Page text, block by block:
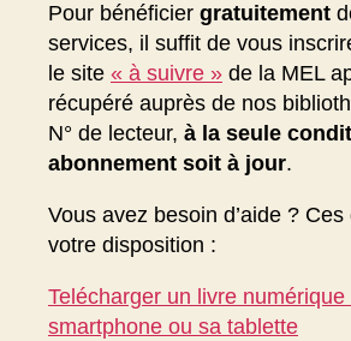
Pour bénéficier gratuitement
services, il suffit de vous
le site « à suivre » de la MEL
récupéré auprès de nos
N° de lecteur, à la seule
abonnement soit à jour.
Vous avez besoin d’aide ?
votre disposition :
Telécharger un livre numérique
smartphone ou sa tablette